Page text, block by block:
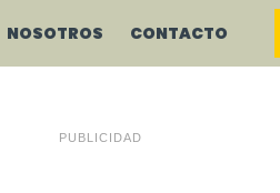
NOSOTROS CONTACTO
PUBLICIDAD